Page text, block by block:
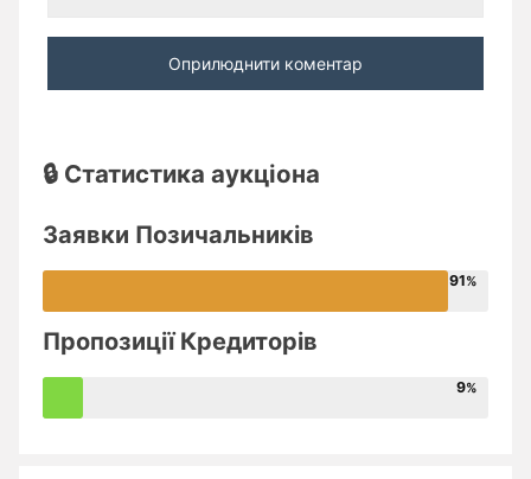
🔒 Статистика аукціона
Заявки Позичальників
91
Пропозиції Кредиторів
9